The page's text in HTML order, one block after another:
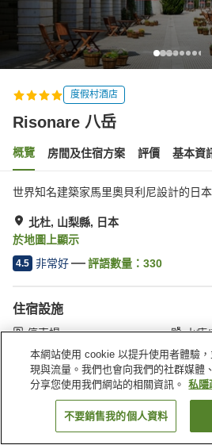
度假村酒店
Risonare 八岳
概覽 房間及住宿方案 評價 基本資
世界知名建築家馬里奧貝利尼設計的日
北杜, 山梨縣, 日本
於地圖上顯示
4.5 非常好 評語數量： 330
住宿設施
停車場
水療
泳池
餐廳
主頁 日本 山梨縣 北杜
找客房
本網站使用 cookie 以提升使用者體驗
現與流量。我們也會向我們的社群媒體
分享您使用我們網站的相關資訊。
私隱
不要銷售我的個人資料